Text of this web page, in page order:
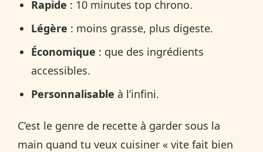
Rapide : 10 minutes top chrono.
Légère : moins grasse, plus digeste.
Économique : que des ingrédients
accessibles.
Personnalisable à l’infini.
C’est le genre de recette à garder sous la
main quand tu veux cuisiner « vite fait bien